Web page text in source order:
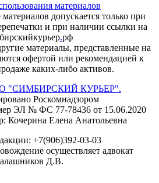
материалов
допускается только при
и при наличии ссылки на
.рф
материалы, представленные на
офертой или рекомендацией к
каких-либо активов.
"СИМБИРСКИЙ КУРЬЕР".
Роскомнадзором
ЭЛ № ФС 77-78436 от 15.06.2020
Кочерина Елена Анатольевна
+7(906)392-03-03
осуществляет адвокат
Д.В.